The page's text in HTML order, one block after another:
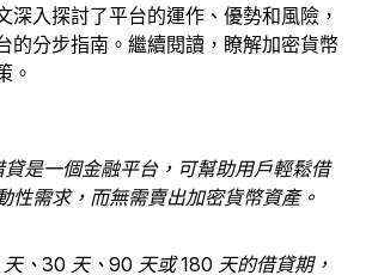
深入探討了平台的運作、優勢和風險，
的分步指南。繼續閱讀，瞭解加密貨幣
。
是一個金融平台，可幫助用戶輕鬆借
性需求，而無需賣出加密貨幣資產。
、30 天、90 天或 180 天的借貸期，